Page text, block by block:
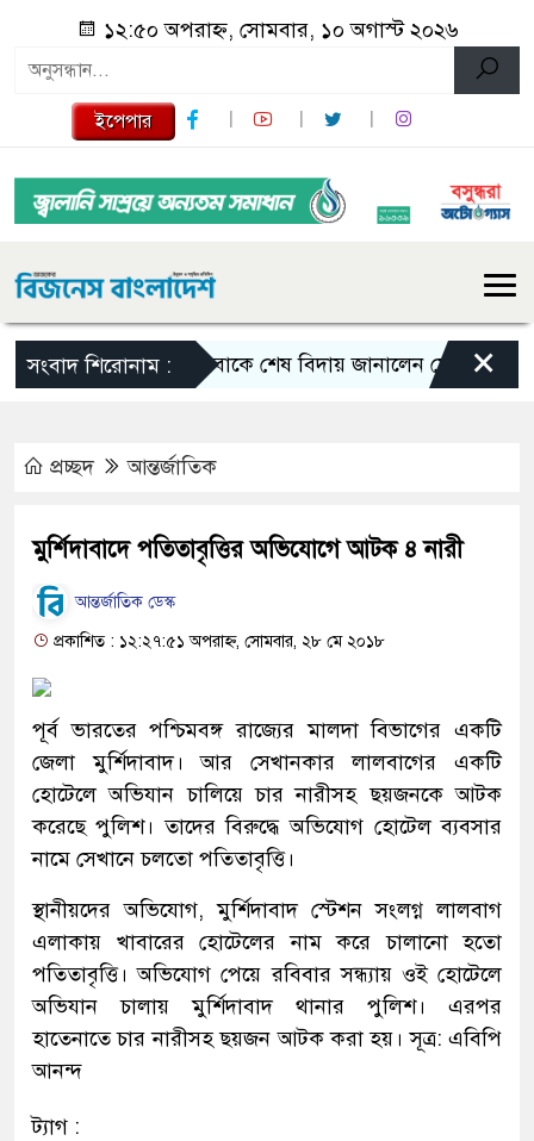
১২:৫০ অপরাহ্ন, সোমবার, ১০ অগাস্ট ২০২৬
ইপেপার
সংবাদ শিরোনাম :বাবাকে শেষ বিদায় জানালেন মেসি ×
প্রচ্ছদ আন্তর্জাতিক
মুর্শিদাবাদে পতিতাবৃত্তির অভিযোগে আটক ৪ নারী
আন্তর্জাতিক ডেস্ক
প্রকাশিত : ১২:২৭:৫১ অপরাহ্ন, সোমবার, ২৮ মে ২০১৮
পূর্ব ভারতের পশ্চিমবঙ্গ রাজ্যের মালদা বিভাগের একটি
জেলা মুর্শিদাবাদ। আর সেখানকার লালবাগের একটি
হোটেলে অভিযান চালিয়ে চার নারীসহ ছয়জনকে আটক
করেছে পুলিশ। তাদের বিরুদ্ধে অভিযোগ হোটেল ব্যবসার
নামে সেখানে চলতো পতিতাবৃত্তি।
স্থানীয়দের অভিযোগ, মুর্শিদাবাদ স্টেশন সংলগ্ন লালবাগ
এলাকায় খাবারের হোটেলের নাম করে চালানো হতো
পতিতাবৃত্তি। অভিযোগ পেয়ে রবিবার সন্ধ্যায় ওই হোটেলে
অভিযান চালায় মুর্শিদাবাদ থানার পুলিশ। এরপর
হাতেনাতে চার নারীসহ ছয়জন আটক করা হয়। সূত্র: এবিপি
আনন্দ
ট্যাগ :